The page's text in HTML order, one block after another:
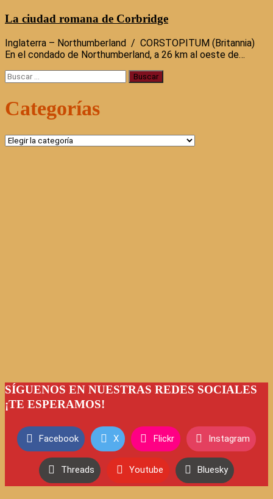
La ciudad romana de Corbridge
Inglaterra – Northumberland / CORSTOPITUM (Britannia)
En el condado de Northumberland, a 26 km al oeste de…
Buscar:
Categorías
Categorías
SÍGUENOS EN NUESTRAS REDES SOCIALES
¡TE ESPERAMOS!
Facebook X Flickr Instagram
Threads Youtube Bluesky